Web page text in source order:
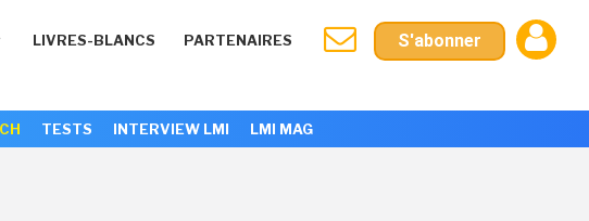
LIVRES-BLANCS PARTENAIRES S'abonner
TESTS INTERVIEW LMI LMI MAG